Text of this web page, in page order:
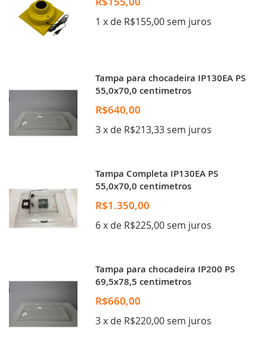
1 x de R$155,00 sem juros
Tampa para chocadeira IP130EA PS
55,0x70,0 centimetros
R$640,00
3 x de R$213,33 sem juros
Tampa Completa IP130EA PS
55,0x70,0 centimetros
R$1.350,00
6 x de R$225,00 sem juros
Tampa para chocadeira IP200 PS
69,5x78,5 centimetros
R$660,00
3 x de R$220,00 sem juros